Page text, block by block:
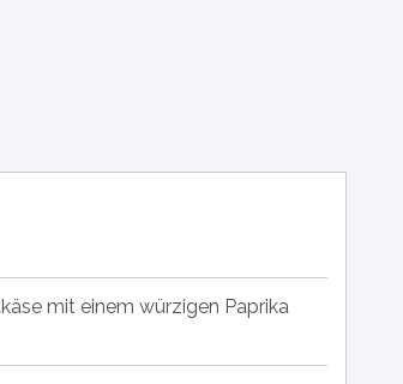
mit einem würzigen Paprika